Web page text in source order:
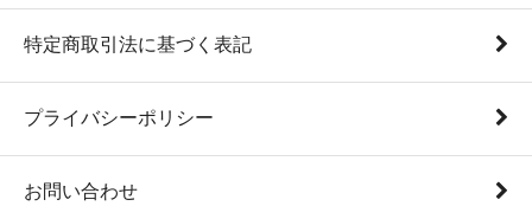
特定商取引法に基づく表記
プライバシーポリシー
お問い合わせ